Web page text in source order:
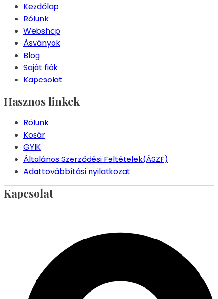
Kezdőlap
Rólunk
Webshop
Ásványok
Blog
Saját fiók
Kapcsolat
Hasznos linkek
Rólunk
Kosár
GYIK
Általános Szerződési Feltételek(ÁSZF)
Adattovábbítási nyilatkozat
Kapcsolat